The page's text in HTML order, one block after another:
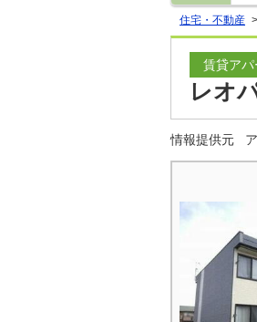
住宅・不動産 >
賃貸アパ
レオ
情報提供元